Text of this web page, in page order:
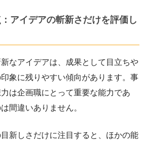
アイデアの斬新さだけを評価し
なアイデアは、成果として目立ちや
象に残りやすい傾向があります。事
は企画職にとって重要な能力であ
間違いありません。
新しさだけに注目すると、ほかの能